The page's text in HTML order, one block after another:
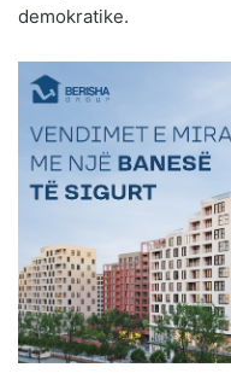
demokratike.